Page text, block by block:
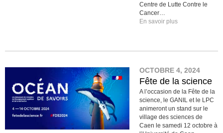
Centre de Lutte Contre le
Cancer…
En savoir plus
OCTOBRE 4, 2024
Fête de la science
A l’occasion de la Fête de la
science, le GANIL et le LPC
animeront un stand sur le
village des sciences de
Caen le samedi 12 octobre à